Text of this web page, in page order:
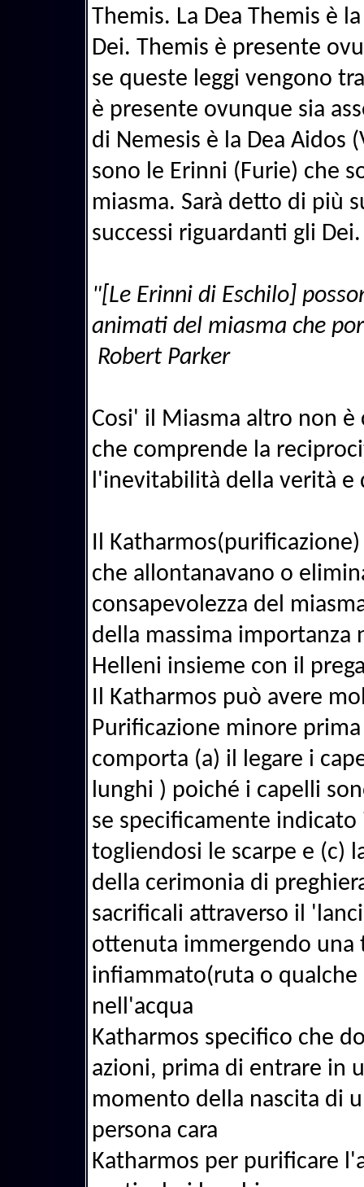
Themis. La Dea Themis è
Dei. Themis è presente
se queste leggi vengono
è presente ovunque sia
di Nemesis è la Dea Aidos
sono le Erinni (Furie) che
miasma. Sarà detto di più
successi riguardanti gli Dei.
"[Le Erinni di Eschilo]
animati del miasma che
Robert Parker
Cosi' il Miasma altro non è
che comprende la
l'inevitabilità della verità e
Il
che allontanavano o
consapevolezza del
della massima
Helleni insieme con il
Il Katharmos può avere
Purificazione minore
comporta (a) il legare i
lunghi ) poiché i capelli
se specificamente
togliendosi le scarpe e (c)
della cerimonia di
sacrificali attraverso il
ottenuta immergendo una
infiammato(ruta o
nell'acqua
Katharmos specifico che
azioni, prima di entrare in
momento della nascita di
persona cara
Katharmos per purificare